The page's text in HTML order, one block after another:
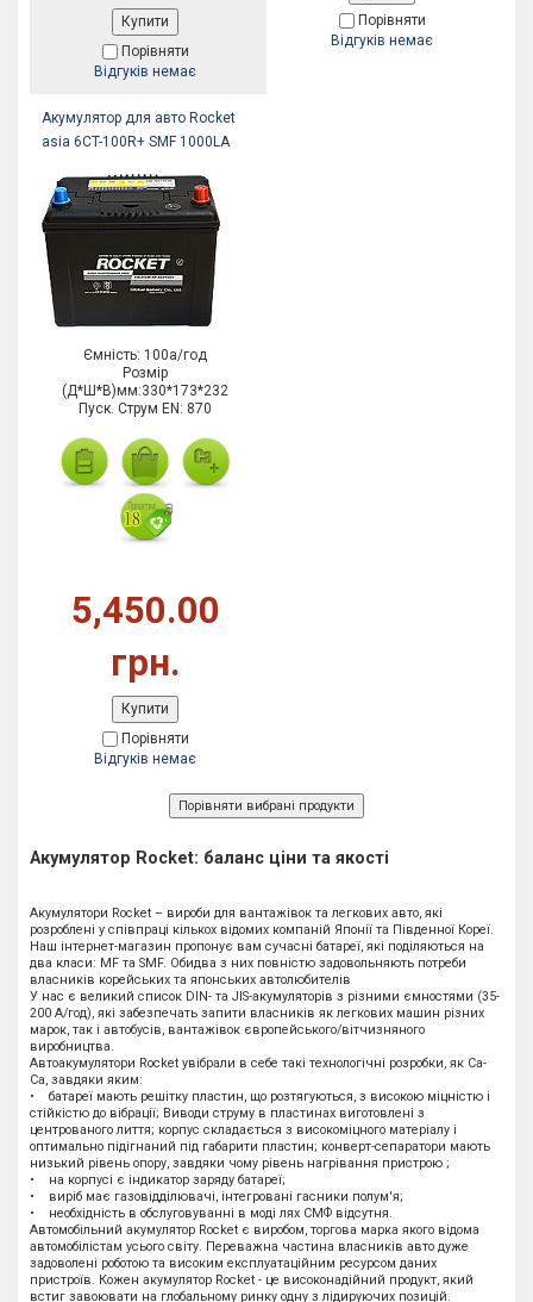
Купити
Порівняти
Відгуків немає
Порівняти
Відгуків немає
Акумулятор для авто Rocket
asia 6CT-100R+ SMF 1000LA
Ємність: 100а/год
Розмір
(Д*Ш*В)мм:330*173*232
Пуск. Струм EN: 870
5,450.00
грн.
Купити
Порівняти
Відгуків немає
Акумулятор Rocket: баланс ціни та якості
Акумулятори Rocket – вироби для вантажівок та легкових авто, які
розроблені у співпраці кількох відомих компаній Японії та Південної Кореї.
Наш інтернет-магазин пропонує вам сучасні батареї, які поділяються на
два класи: MF та SMF. Обидва з них повністю задовольняють потреби
власників корейських та японських автолюбителів
У нас є великий список DIN- та JIS-акумуляторів з різними ємностями (35-
200 А/год), які забезпечать запити власників як легкових машин різних
марок, так і автобусів, вантажівок європейського/вітчизняного
виробництва.
Автоакумулятори Rocket увібрали в себе такі технологічні розробки, як Ca-
Ca, завдяки яким:
• батареї мають решітку пластин, що розтягуються, з високою міцністю і
стійкістю до вібрації; Виводи струму в пластинах виготовлені з
центрованого лиття; корпус складається з високоміцного матеріалу і
оптимально підігнаний під габарити пластин; конверт-сепаратори мають
низький рівень опору, завдяки чому рівень нагрівання пристрою ;
• на корпусі є індикатор заряду батареї;
• виріб має газовідділювачі, інтегровані гасники полум'я;
• необхідність в обслуговуванні в моді лях СМФ відсутня.
Автомобільний акумулятор Rocket є виробом, торгова марка якого відома
автомобілістам усього світу. Переважна частина власників авто дуже
задоволені роботою та високим експлуатаційним ресурсом даних
пристроїв. Кожен акумулятор Rocket - це високонадійний продукт, який
встиг завоювати на глобальному ринку одну з лідируючих позицій.